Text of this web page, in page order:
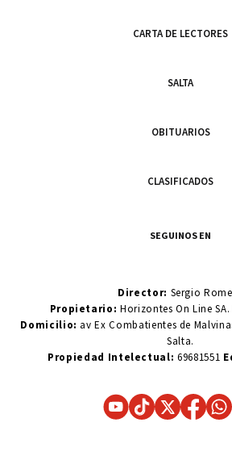
CARTA DE LECTORES
SALTA
OBITUARIOS
CLASIFICADOS
SEGUINOS EN
Director: Sergio
Propietario:Horizontes On Line
Domicilio: av Ex Combatientes de
Salta.
Propiedad Intelectual: 69681551